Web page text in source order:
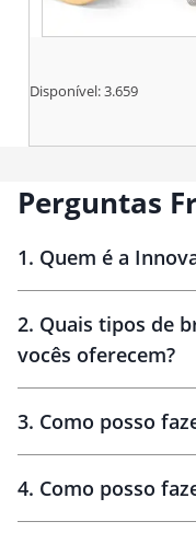
Disponível:3.659
Perguntas
1. Quem é a
Brindes
2. Quais tipos de
vocês oferecem?
3. Como posso
4. Como posso